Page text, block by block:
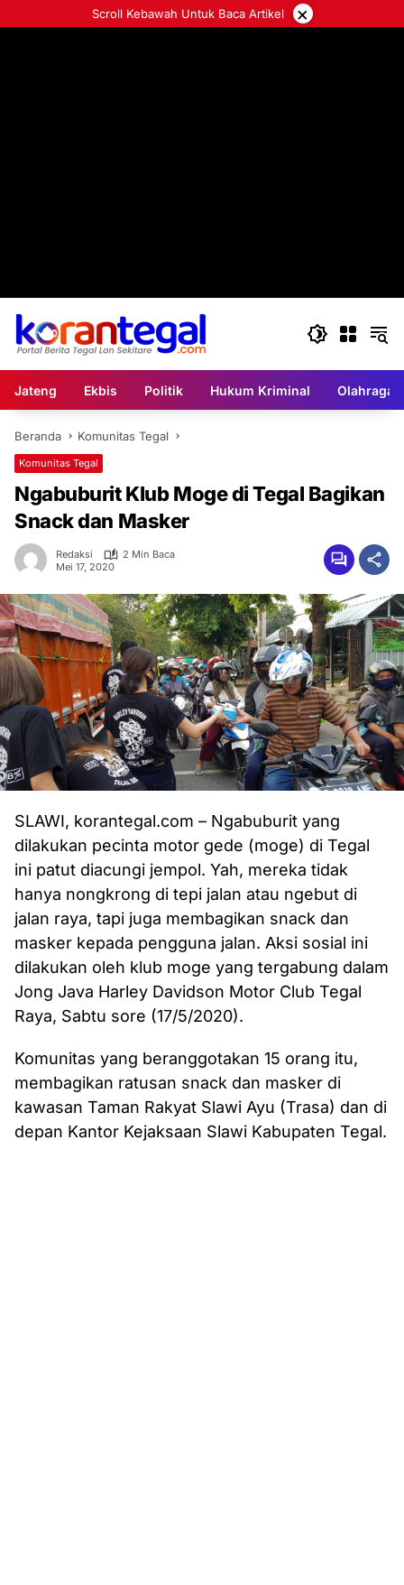
ke
Scroll Kebawah Untuk Baca Artikel ×
Jateng Ekbis Politik Hukum Kriminal Olahraga
Beranda Komunitas Tegal
Komunitas Tegal
Ngabuburit Klub Moge di Tegal Bagikan
Snack dan Masker
Redaksi
2 Min Baca
Mei 17, 2020
SLAWI, korantegal.com – Ngabuburit yang
dilakukan pecinta motor gede (moge) di Tegal
ini patut diacungi jempol. Yah, mereka tidak
hanya nongkrong di tepi jalan atau ngebut di
jalan raya, tapi juga membagikan snack dan
masker kepada pengguna jalan. Aksi sosial ini
dilakukan oleh klub moge yang tergabung dalam
Jong Java Harley Davidson Motor Club Tegal
Raya, Sabtu sore (17/5/2020).
Komunitas yang beranggotakan 15 orang itu,
membagikan ratusan snack dan masker di
kawasan Taman Rakyat Slawi Ayu (Trasa) dan di
depan Kantor Kejaksaan Slawi Kabupaten Tegal.